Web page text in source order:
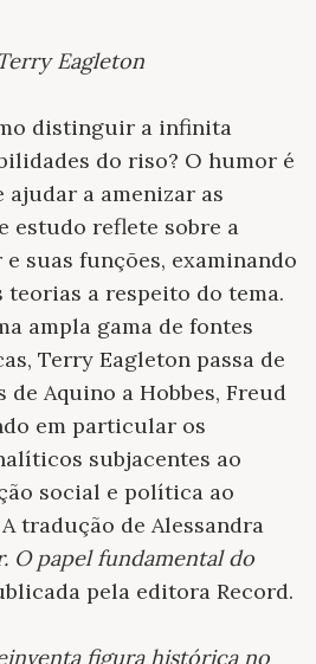
Eagleton
distinguir a infinita
do riso? O humor é
ajudar a amenizar as
estudo reflete sobre a
suas funções, examinando
a respeito do tema.
ampla gama de fontes
Terry Eagleton passa de
de Aquino a Hobbes, Freud
em particular os
subjacentes ao
social e política ao
tradução de Alessandra
O papel fundamental do
pela editora Record.
figura histórica no